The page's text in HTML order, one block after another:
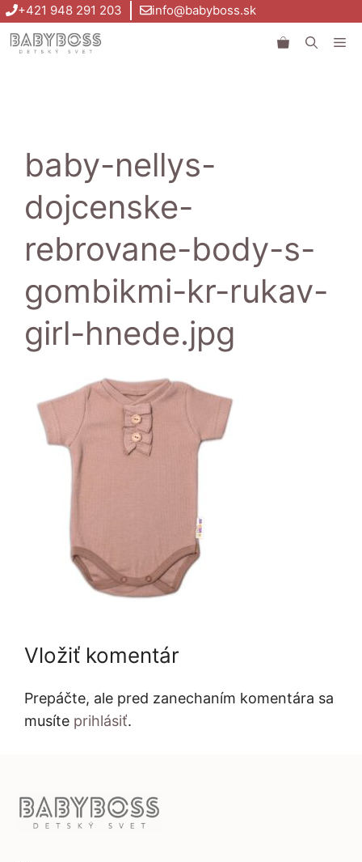
Preskočiť
na
obsah
+421 948 291 203 info@babyboss.sk
baby-nellys-
dojcenske-
rebrovane-body-s-
gombikmi-kr-rukav-
girl-hnede.jpg
Vložiť komentár
Prepáčte, ale pred zanechaním komentára sa
musíte prihlásiť.